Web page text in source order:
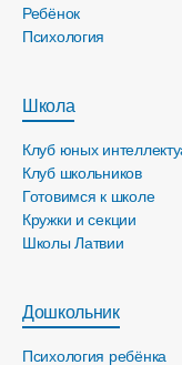
Ребёнок
Психология
Школа
Клуб юных
Клуб школьников
Готовимся к школе
Кружки и секции
Школы Латвии
Дошкольник
Психология ребёнка